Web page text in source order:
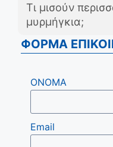
Τι μισούν
μυρμήγκια;
ΦΟΡΜΑ
ΟΝΟΜΑ
Email